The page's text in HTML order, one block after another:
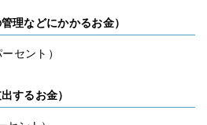
理などにかかるお金）
セント）
するお金）